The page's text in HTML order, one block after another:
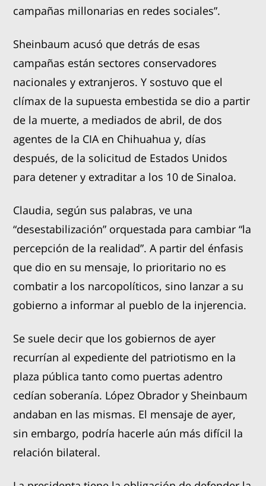
campañas millonarias en redes sociales”.
Sheinbaum acusó que detrás de esas
campañas están sectores conservadores
nacionales y extranjeros. Y sostuvo que el
clímax de la supuesta embestida se dio a partir
de la muerte, a mediados de abril, de dos
agentes de la CIA en Chihuahua y, días
después, de la solicitud de Estados Unidos
para detener y extraditar a los 10 de Sinaloa.
Claudia, según sus palabras, ve una
“desestabilización” orquestada para cambiar “la
percepción de la realidad”. A partir del énfasis
que dio en su mensaje, lo prioritario no es
combatir a los narcopolíticos, sino lanzar a su
gobierno a informar al pueblo de la injerencia.
Se suele decir que los gobiernos de ayer
recurrían al expediente del patriotismo en la
plaza pública tanto como puertas adentro
cedían soberanía. López Obrador y Sheinbaum
andaban en las mismas. El mensaje de ayer,
sin embargo, podría hacerle aún más difícil la
relación bilateral.